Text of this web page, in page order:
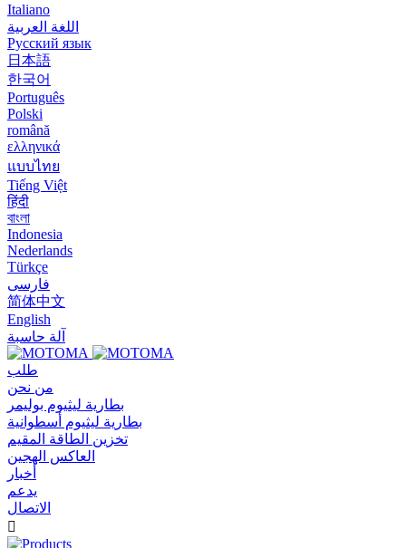
Italiano
اللغة العربية
Русский язык
日本語
한국어
Português
Polski
română
ελληνικά
แบบไทย
Tiếng Việt
हिंदी
বাংলা
Indonesia
Nederlands
Türkçe
فارسی
简体中文
English
آلة حاسبة
طلب
من نحن
بطارية ليثيوم بوليمر
بطارية ليثيوم أسطوانية
تخزين الطاقة المقيم
العاكس الهجين
أخبار
يدعم
الاتصال
